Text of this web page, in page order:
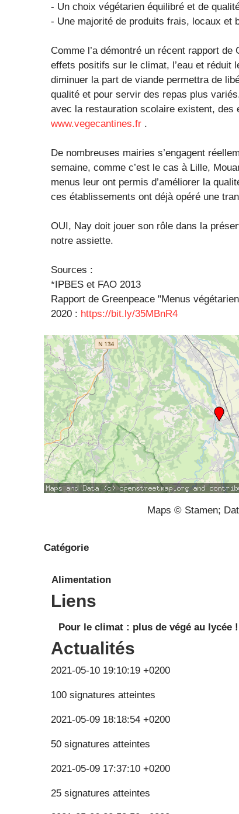
- Un choix végétarien équilibré et de
- Une majorité de produits frais, locaux et
Comme l’a démontré un récent rapport
effets positifs sur le climat, l’eau et réduit
diminuer la part de viande permettra de
qualité et pour servir des repas plus
avec la restauration scolaire existent,
www.vegecantines.fr .
De nombreuses mairies s’engagent
semaine, comme c’est le cas à Lille,
menus leur ont permis d’améliorer la
ces établissements ont déjà opéré une
OUI, Nay doit jouer son rôle dans la
notre assiette.
Sources :
*IPBES et FAO 2013
Rapport de Greenpeace "Menus
2020 : https://bit.ly/35MBnR4
Maps © Stamen;
Catégorie
Alimentation
Liens
Pour le climat : plus de végé au lycée !
Actualités
2021-05-10 19:10:19 +0200
100 signatures atteintes
2021-05-09 18:18:54 +0200
50 signatures atteintes
2021-05-09 17:37:10 +0200
25 signatures atteintes